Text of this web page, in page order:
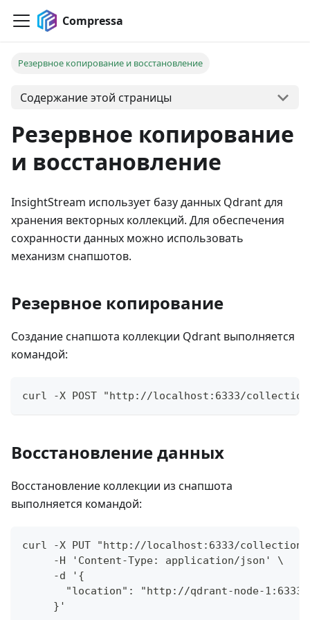
Compressa
Резервное копирование и восстановление
Содержание этой страницы
Резервное копирование
и восстановление
InsightStream использует базу данных Qdrant для
хранения векторных коллекций. Для обеспечения
сохранности данных можно использовать
механизм снапшотов.
Резервное копирование
Создание снапшота коллекции Qdrant выполняется
командой:
curl -X POST "http://localhost:6333/
Восстановление данных
Восстановление коллекции из снапшота
выполняется командой:
curl -X PUT "http://localhost:6333/
     -H 'Content-Type: application/json' \
     -d '{
"location": "http://qdrant-node-
     }'